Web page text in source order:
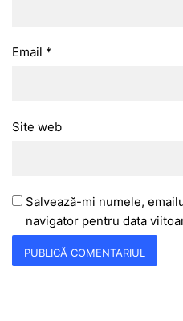
Email *
Site web
Salvează-mi numele,
navigator pentru data